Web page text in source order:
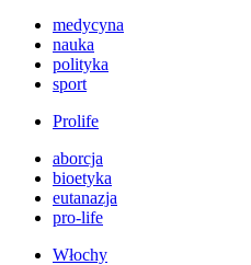
medycyna
nauka
polityka
sport
Prolife
aborcja
bioetyka
eutanazja
pro-life
Włochy